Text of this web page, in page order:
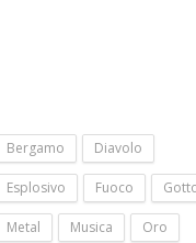
Bergamo Diavolo
Esplosivo Fuoco
Metal Musica Oro